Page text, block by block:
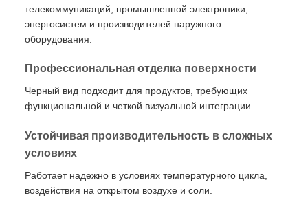
телекоммуникаций, промышленной электроники,
энергосистем и производителей наружного
оборудования.
Профессиональная отделка поверхности
Черный вид подходит для продуктов, требующих
функциональной и четкой визуальной интеграции.
Устойчивая производительность в сложных
условиях
Работает надежно в условиях температурного цикла,
воздействия на открытом воздухе и соли.